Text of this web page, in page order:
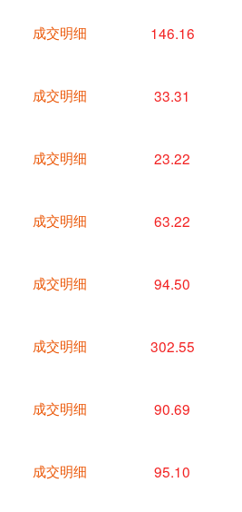
成交明细 146.16
成交明细 33.31
成交明细 23.22
成交明细 63.22
成交明细 94.50
成交明细 302.55
成交明细 90.69
成交明细 95.10